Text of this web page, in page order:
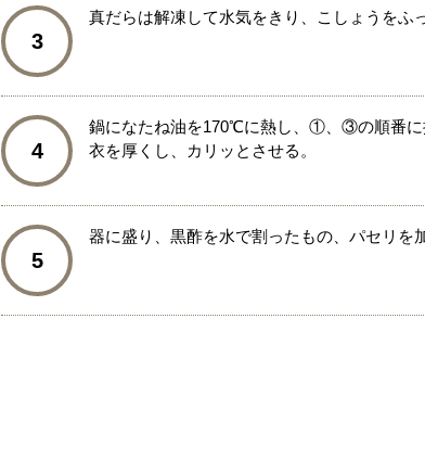
3
真だらは解凍して水気をきり、こしょうをふ
4
鍋になたね油を170℃に熱し、①、③の順番
衣を厚くし、カリッとさせる。
5
器に盛り、黒酢を水で割ったもの、パセリを